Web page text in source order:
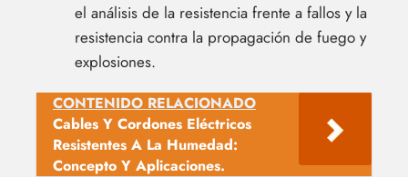
el análisis de la resistencia frente a fallos y la
resistencia contra la propagación de fuego y
explosiones.
CONTENIDO RELACIONADO
Cables Y Cordones Eléctricos
Resistentes A La Humedad:
Concepto Y Aplicaciones.